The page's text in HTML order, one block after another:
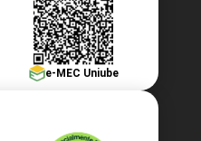
e-MEC Uniube